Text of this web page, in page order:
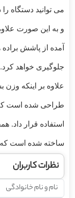
می توانید دستگاه
و به این صورت
آمده از پاشش
جلوگیری خواهد
علاوه بر اینکه
طراحی شده است که
استفاده قرار داد.
ساخته شده است که
نظرات کاربران